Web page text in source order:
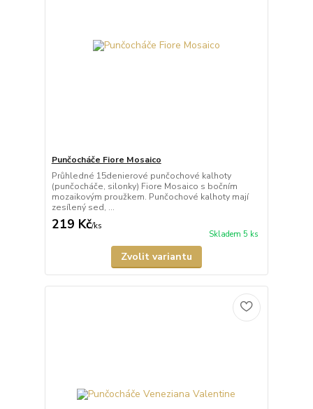
Punčocháče Fiore Mosaico
Průhledné 15denierové punčochové kalhoty
(punčocháče, silonky) Fiore Mosaico s bočním
mozaikovým proužkem. Punčochové kalhoty mají
zesílený sed, ...
219 Kč/ks
Skladem 5 ks
Zvolit variantu